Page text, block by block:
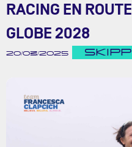
RACING EN
GLOBE 2028
20/03/2025